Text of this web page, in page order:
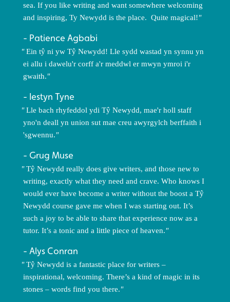
sea. If you like writing and want somewhere welcoming
and inspiring, Ty Newydd is the place. Quite magical!
Patience Agbabi
Ein tŷ ni yw Tŷ Newydd! Lle sydd wastad yn synnu yn
ei allu i dawelu'r corff a'r meddwl er mwyn ymroi i'r
gwaith.
Iestyn Tyne
Lle bach rhyfeddol ydi Tŷ Newydd, mae'r holl staff
yno'n deall yn union sut mae creu awyrgylch berffaith i
'sgwennu.
Grug Muse
Tŷ Newydd really does give writers, and those new to
writing, exactly what they need and crave. Who knows I
would ever have become a writer without the boost a Tŷ
Newydd course gave me when I was starting out. It’s
such a joy to be able to share that experience now as a
tutor. It’s a tonic and a little piece of heaven.
Alys Conran
Tŷ Newydd is a fantastic place for writers –
inspirational, welcoming. There’s a kind of magic in its
stones – words find you there.